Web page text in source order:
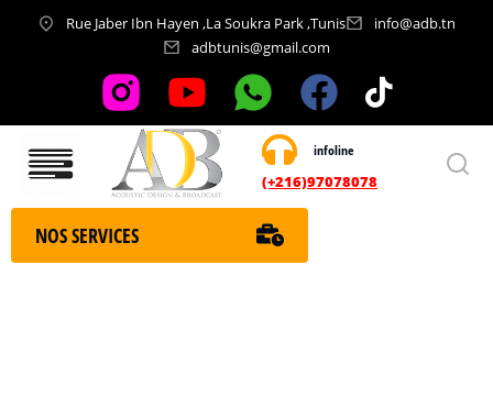
Rue Jaber Ibn Hayen ,La Soukra Park ,Tunis
info@adb.tn
adbtunis@gmail.com
infoline
(+216)97078078
Nos services
NOS SERVICES